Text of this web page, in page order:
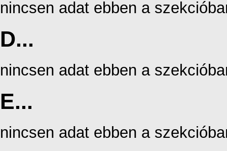
nincsen adat ebben a
D...
nincsen adat ebben a
E...
nincsen adat ebben a